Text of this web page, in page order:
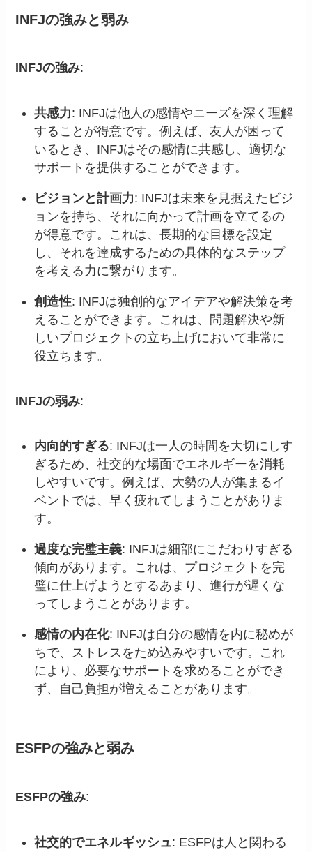
INFJの強みと弱み
INFJの強み:
共感力: INFJは他人の感情やニーズを深く理解
することが得意です。例えば、友人が困って
いるとき、INFJはその感情に共感し、適切な
サポートを提供することができます。
ビジョンと計画力: INFJは未来を見据えたビジ
ョンを持ち、それに向かって計画を立てるの
が得意です。これは、長期的な目標を設定
し、それを達成するための具体的なステップ
を考える力に繋がります。
創造性: INFJは独創的なアイデアや解決策を考
えることができます。これは、問題解決や新
しいプロジェクトの立ち上げにおいて非常に
役立ちます。
INFJの弱み:
内向的すぎる: INFJは一人の時間を大切にしす
ぎるため、社交的な場面でエネルギーを消耗
しやすいです。例えば、大勢の人が集まるイ
ベントでは、早く疲れてしまうことがありま
す。
過度な完璧主義: INFJは細部にこだわりすぎる
傾向があります。これは、プロジェクトを完
璧に仕上げようとするあまり、進行が遅くな
ってしまうことがあります。
感情の内在化: INFJは自分の感情を内に秘めが
ちで、ストレスをため込みやすいです。これ
により、必要なサポートを求めることができ
ず、自己負担が増えることがあります。
ESFPの強みと弱み
ESFPの強み:
社交的でエネルギッシュ: ESFPは人と関わる